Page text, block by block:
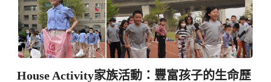
House Activity家族活動：豐富孩子的生命歷